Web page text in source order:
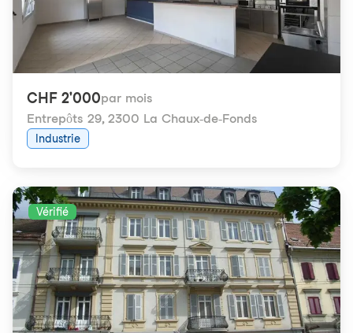
CHF 2'000par mois
Entrepôts 29, 2300 La Chaux-de-Fonds
Industrie
Vérifié